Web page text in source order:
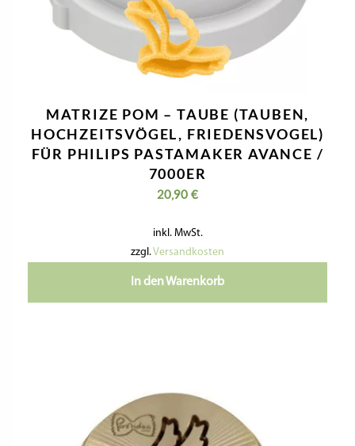
MATRIZE POM – TAUBE (TAUBEN,
HOCHZEITSVÖGEL, FRIEDENSVOGEL)
FÜR PHILIPS PASTAMAKER AVANCE /
7000ER
20,90 €
inkl. MwSt.
zzgl.Versandkosten
In den Warenkorb